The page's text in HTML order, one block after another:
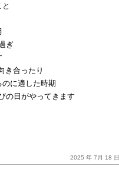
ぎ
き合ったり
に適した時期
の日がやってきます
2025 年 7月 18 日